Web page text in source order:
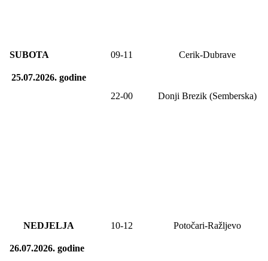
SUBOTA
25.07.2026.godine
09-1 1 Cerik-Dubrave
22-00 Donji Brezik (Semberska)
NEDJELJA
26.07.2026. godine
10-12 Potočari-Ražljevo